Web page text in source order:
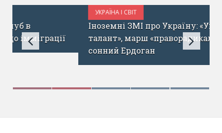
Іноземні ЗМІ про Україну: «Україна має
талант», марш «праворадикалів» та
сонний Ердоган